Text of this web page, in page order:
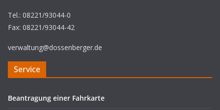
Tel.: 08221/93044-0
Fax: 08221/93044-42
verwaltung@dossenberger.de
Service
Beantragung einer Fahrkarte